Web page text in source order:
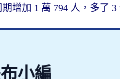
增加 1 萬 794 人，多了
小編